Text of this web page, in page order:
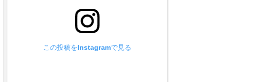
この投稿をInstagramで見る